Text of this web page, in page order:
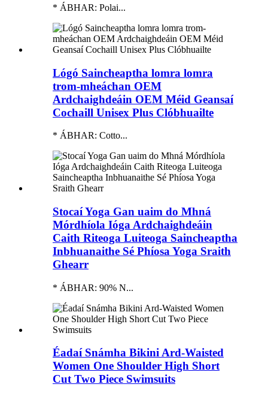
* ÁBHAR: Polai...
Lógó Saincheaptha lomra lomra
trom-mheáchan OEM
Ardchaighdeáin OEM Méid Geansaí
Cochaill Unisex Plus Clóbhuailte
* ÁBHAR: Cotto...
Stocaí Yoga Gan uaim do Mhná
Mórdhíola Ióga Ardchaighdeáin
Caith Riteoga Luiteoga Saincheaptha
Inbhuanaithe Sé Phíosa Yoga Sraith
Ghearr
* ÁBHAR: 90% N...
Éadaí Snámha Bikini Ard-Waisted
Women One Shoulder High Short
Cut Two Piece Swimsuits